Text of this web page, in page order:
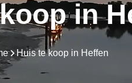
in
Huis te koop in Heffen